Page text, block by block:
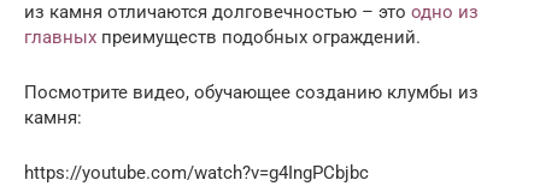
из камня отличаются долговечностью – это одно из
главных преимуществ подобных ограждений.
Посмотрите видео, обучающее созданию клумбы из
камня:
https://youtube.com/watch?v=g4IngPCbjbc